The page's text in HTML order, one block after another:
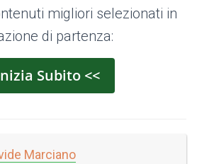
migliori selezionati in
di partenza:
Subito <<
Marciano